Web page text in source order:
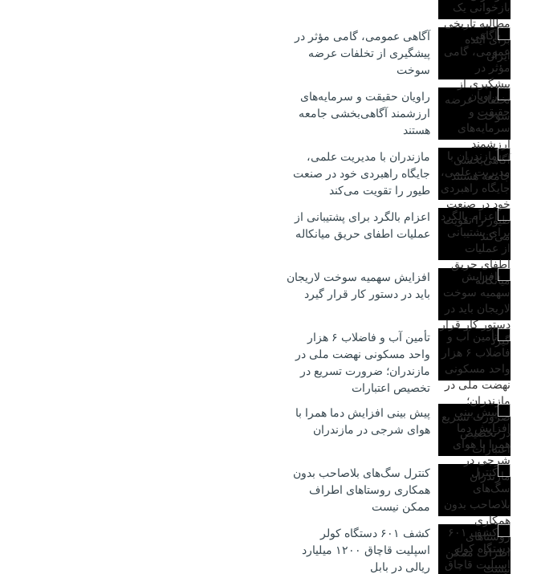
آگاهی عمومی، گامی مؤثر در
پیشگیری از تخلفات عرضه
سوخت
راویان حقیقت و سرمایه‌های
ارزشمند آگاهی‌بخشی جامعه
هستند
مازندران با مدیریت علمی،
جایگاه راهبردی خود در صنعت
طیور را تقویت می‌کند
اعزام بالگرد برای پشتیبانی از
عملیات اطفای حریق میانکاله
افزایش سهمیه سوخت لاریجان
باید در دستور کار قرار گیرد
تأمین آب و فاضلاب ۶ هزار
واحد مسکونی نهضت ملی در
مازندران؛ ضرورت تسریع در
تخصیص اعتبارات
پیش بینی افزایش دما همرا با
هوای شرجی در مازندران
کنترل سگ‌های بلاصاحب بدون
همکاری روستاهای اطراف
ممکن نیست
کشف ۶۰۱ دستگاه کولر
اسپلیت قاچاق ۱۲۰۰ میلیارد
ریالی در بابل